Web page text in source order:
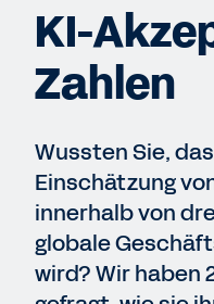
KI-
Zahlen
Wussten Sie,
Einschätzung
innerhalb von
globale
wird? Wir haben